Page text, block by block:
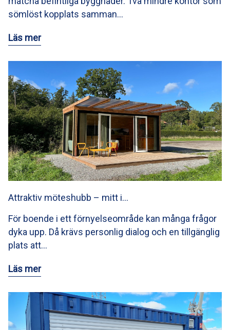
sömlöst kopplats samman…
Läs mer
Attraktiv möteshubb – mitt i…
För boende i ett förnyelseområde kan många frågor
dyka upp. Då krävs personlig dialog och en tillgänglig
plats att…
Läs mer